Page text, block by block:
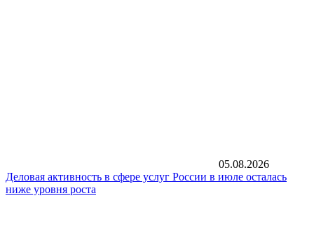
05.08.2026
Деловая активность в сфере услуг России в июле осталась
ниже уровня роста